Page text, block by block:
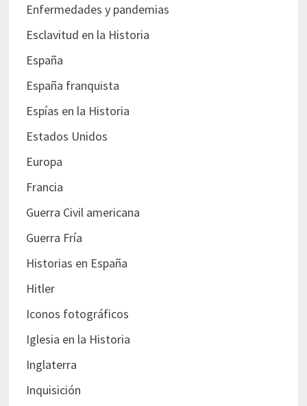
Enfermedades y pandemias
Esclavitud en la Historia
España
España franquista
Espías en la Historia
Estados Unidos
Europa
Francia
Guerra Civil americana
Guerra Fría
Historias en España
Hitler
Iconos fotográficos
Iglesia en la Historia
Inglaterra
Inquisición